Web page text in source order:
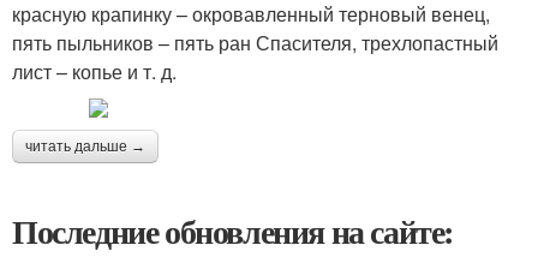
красную крапинку – окровавленный терновый венец,
пять пыльников – пять ран Спасителя, трехлопастный
лист – копье и т. д.
читать дальше →
Последние обновления на сайте: